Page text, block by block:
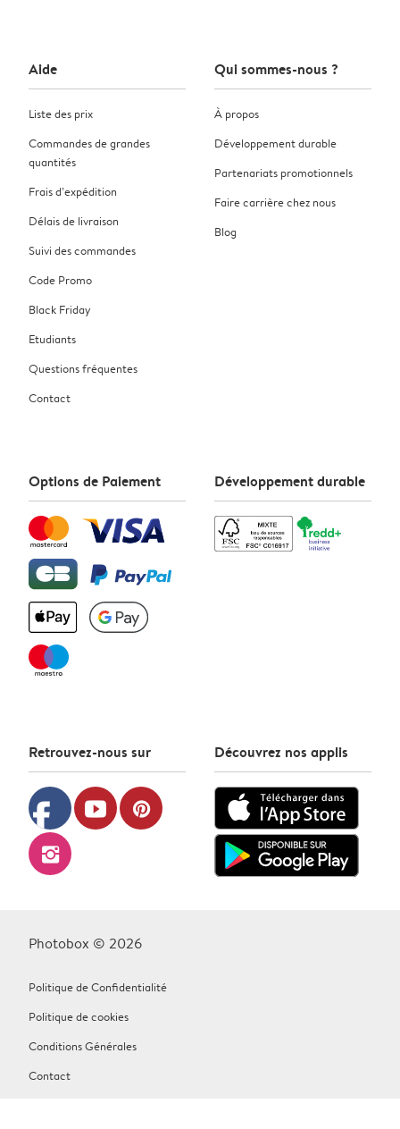
Aide
Liste des prix
Commandes de grandes
quantités
Frais d’expédition
Délais de livraison
Suivi des commandes
Code Promo
Black Friday
Etudiants
Questions fréquentes
Contact
Qui sommes-nous ?
À propos
Développement durable
Partenariats promotionnels
Faire carrière chez nous
Blog
Options de Paiement Développement durable
Retrouvez-nous sur
facebook youtube pinterest
instagram
Découvrez nos applis
Photobox © 2026
Politique de Confidentialité
Politique de cookies
Conditions Générales
Contact